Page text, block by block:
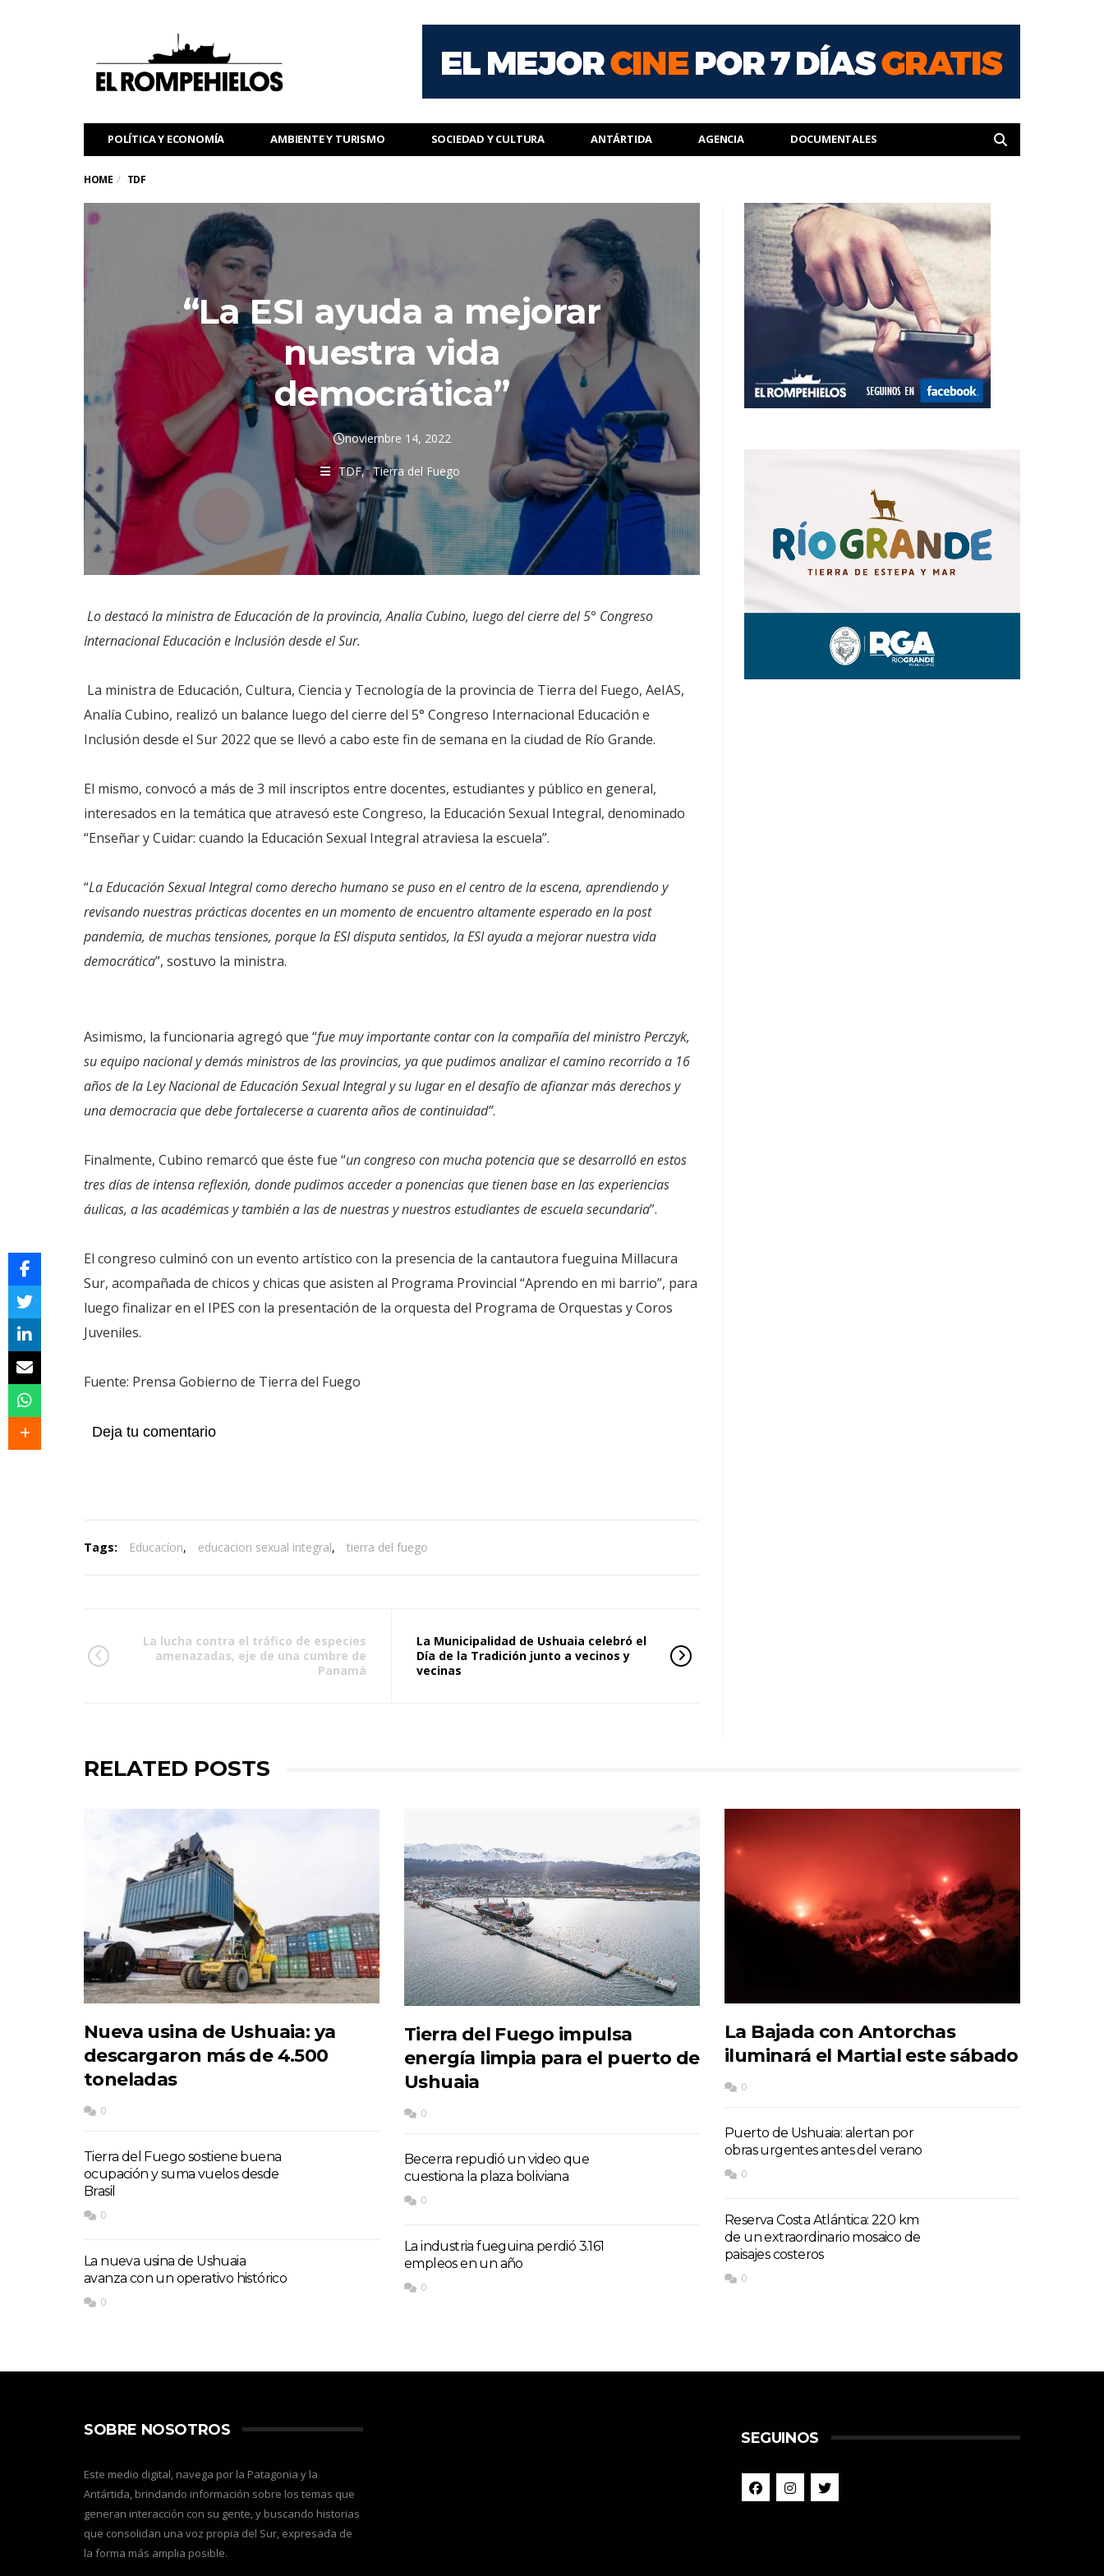
POLÍTICA Y ECONOMÍA AMBIENTE Y TURISMO SOCIEDAD Y CULTURA ANTÁRTIDA AGENCIA DOCUMENTALES
HOME TDF
“La ESI ayuda a mejorar
nuestra vida
democrática”
noviembre 14, 2022
TDF Tierra del Fuego
Lo destacó la ministra de Educación de la provincia, Analia Cubino, luego del cierre del 5° Congreso
Internacional Educación e Inclusión desde el Sur.
La ministra de Educación, Cultura, Ciencia y Tecnología de la provincia de Tierra del Fuego, AeIAS,
Analía Cubino, realizó un balance luego del cierre del 5° Congreso Internacional Educación e
Inclusión desde el Sur 2022 que se llevó a cabo este fin de semana en la ciudad de Río Grande.
El mismo, convocó a más de 3 mil inscriptos entre docentes, estudiantes y público en general,
interesados en la temática que atravesó este Congreso, la Educación Sexual Integral, denominado
“Enseñar y Cuidar: cuando la Educación Sexual Integral atraviesa la escuela”.
“La Educación Sexual Integral como derecho humano se puso en el centro de la escena, aprendiendo y
revisando nuestras prácticas docentes en un momento de encuentro altamente esperado en la post
pandemia, de muchas tensiones, porque la ESI disputa sentidos, la ESI ayuda a mejorar nuestra vida
democrática”, sostuvo la ministra.
Asimismo, la funcionaria agregó que “fue muy importante contar con la compañía del ministro Perczyk,
su equipo nacional y demás ministros de las provincias, ya que pudimos analizar el camino recorrido a 16
años de la Ley Nacional de Educación Sexual Integral y su lugar en el desafío de afianzar más derechos y
una democracia que debe fortalecerse a cuarenta años de continuidad”.
Finalmente, Cubino remarcó que éste fue “un congreso con mucha potencia que se desarrolló en estos
tres días de intensa reflexión, donde pudimos acceder a ponencias que tienen base en las experiencias
áulicas, a las académicas y también a las de nuestras y nuestros estudiantes de escuela secundaria”.
El congreso culminó con un evento artístico con la presencia de la cantautora fueguina Millacura
Sur, acompañada de chicos y chicas que asisten al Programa Provincial “Aprendo en mi barrio”, para
luego finalizar en el IPES con la presentación de la orquesta del Programa de Orquestas y Coros
Juveniles.
Fuente: Prensa Gobierno de Tierra del Fuego
Deja tu comentario
Tags: Educacíon, educacion sexual integral, tierra del fuego
La lucha contra el tráfico de especies
amenazadas, eje de una cumbre de
Panamá
La Municipalidad de Ushuaia celebró el
Día de la Tradición junto a vecinos y
vecinas
RELATED POSTS
Nueva usina de Ushuaia: ya
descargaron más de 4.500
toneladas
0
Tierra del Fuego sostiene buena
ocupación y suma vuelos desde
Brasil
0
La nueva usina de Ushuaia
avanza con un operativo histórico
0
Tierra del Fuego impulsa
energía limpia para el puerto de
Ushuaia
0
Becerra repudió un video que
cuestiona la plaza boliviana
0
La industria fueguina perdió 3.161
empleos en un año
0
La Bajada con Antorchas
iluminará el Martial este sábado
0
Puerto de Ushuaia: alertan por
obras urgentes antes del verano
0
Reserva Costa Atlántica: 220 km
de un extraordinario mosaico de
paisajes costeros
0
SOBRE NOSOTROS
Este medio digital, navega por la Patagonia y la
Antártida, brindando información sobre los temas que
generan interacción con su gente, y buscando historias
que consolidan una voz propia del Sur, expresada de
la forma más amplia posible.
SEGUINOS